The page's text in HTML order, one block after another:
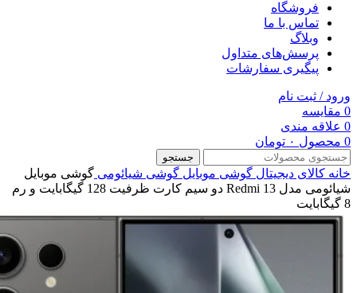
فروشگاه
تماس با ما
وبلاگ
پرسش‌های متداول
پیگیری سفارشات
ورود / ثبت نام
0 مقایسه
0 علاقه مندی
0 محصول ۰ تومان
جستجو
خانه کالای دیجیتال گوشی موبایل گوشی شیائومی گوشی موبایل
شیائومی مدل Redmi 13 دو سیم کارت ظرفیت 128 گیگابایت و رم
8 گیگابایت